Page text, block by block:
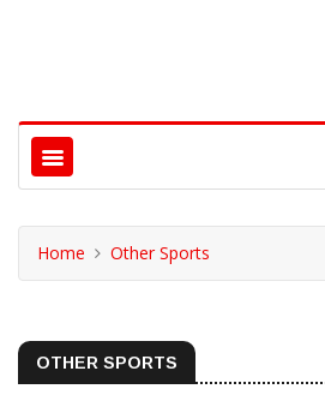
Home Other Sports
OTHER SPORTS